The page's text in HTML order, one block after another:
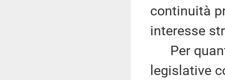
continuità
interesse
Per
legislative